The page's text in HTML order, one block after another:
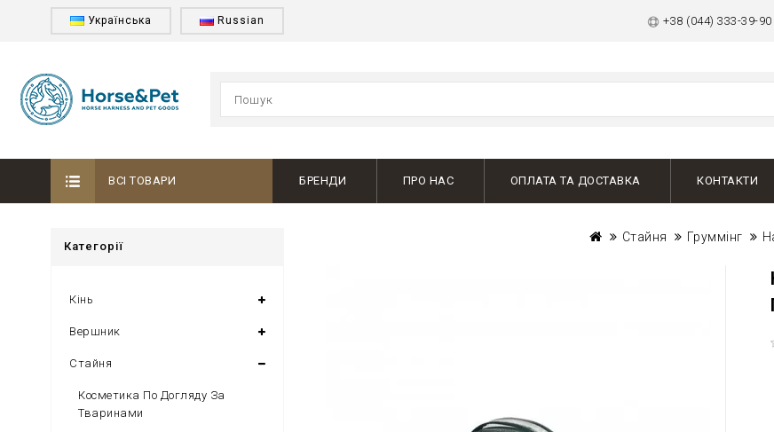
Українська Russian +38 (044) 333-39-90
ВСІ ТОВАРИ БРЕНДИ ПРО НАС ОПЛАТА ТА ДОСТАВКА КОНТАКТИ
Категорії
Кінь
Вершник
Стайня
Косметика По Догляду За
Тваринами
Стайня Груммінг